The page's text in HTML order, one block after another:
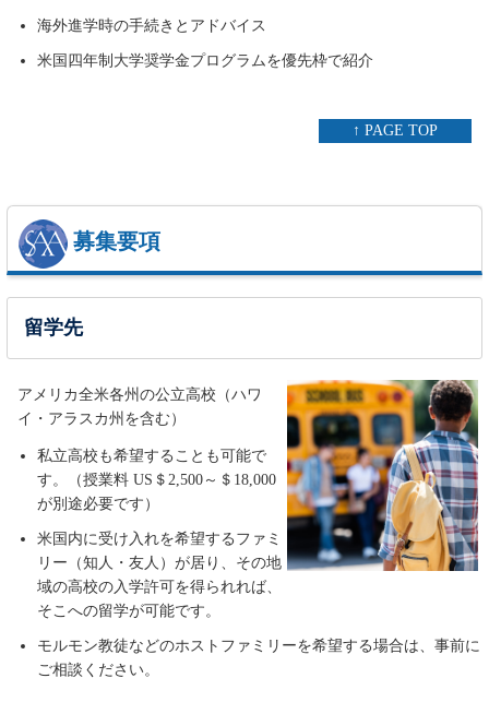
海外進学時の手続きとアドバイス
米国四年制大学奨学金プログラムを優先枠で紹介
↑ PAGE TOP
募集要項
留学先
アメリカ全米各州の公立高校（ハワ
イ・アラスカ州を含む）
私立高校も希望することも可能で
す。（授業料 US＄2,500～＄18,000
が別途必要です）
米国内に受け入れを希望するファミ
リー（知人・友人）が居り、その地
域の高校の入学許可を得られれば、
そこへの留学が可能です。
モルモン教徒などのホストファミリーを希望する場合は、事前に
ご相談ください。